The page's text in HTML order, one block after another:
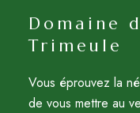
Domaine
Trimeule
Vous éprouvez la
de vous mettre au